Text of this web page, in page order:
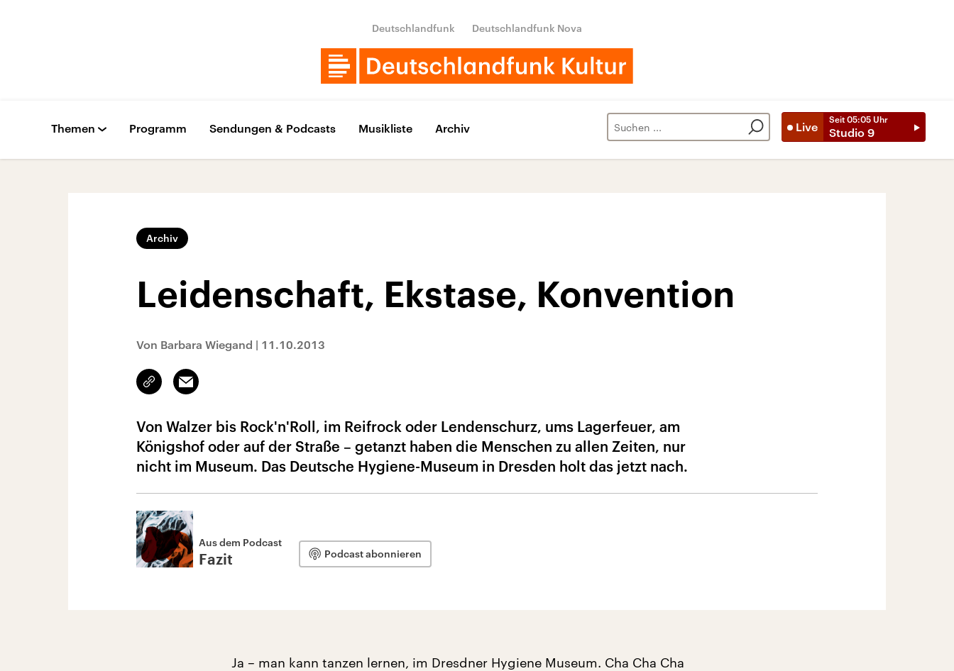
Deutschlandfunk Deutschlandfunk Nova
Live
Seit 05:05 Uhr
Studio 9
Themen Programm Sendungen & Podcasts Musikliste Archiv
Archiv
Leidenschaft, Ekstase, Konvention
Von Barbara Wiegand | 11.10.2013
Link
kopieren/teilen
Email
Von Walzer bis Rock'n'Roll, im Reifrock oder Lendenschurz, ums Lagerfeuer, am
Königshof oder auf der Straße – getanzt haben die Menschen zu allen Zeiten, nur
nicht im Museum. Das Deutsche Hygiene-Museum in Dresden holt das jetzt nach.
Aus dem Podcast
Fazit Podcast abonnieren
Ja – man kann tanzen lernen, im Dresdner Hygiene Museum. Cha Cha Cha